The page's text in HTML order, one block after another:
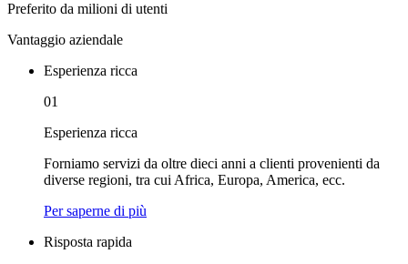
Preferito da milioni di utenti
Vantaggio aziendale
Esperienza ricca
01
Esperienza ricca
Forniamo servizi da oltre dieci anni a clienti provenienti da
diverse regioni, tra cui Africa, Europa, America, ecc.
Per saperne di più
Risposta rapida